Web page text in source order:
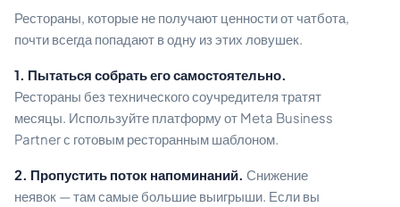
Рестораны, которые не получают ценности от чатбота,
почти всегда попадают в одну из этих ловушек.
1. Пытаться собрать его самостоятельно.
Рестораны без технического соучредителя тратят
месяцы. Используйте платформу от Meta Business
Partner с готовым ресторанным шаблоном.
2. Пропустить поток напоминаний. Снижение
неявок — там самые большие выигрыши. Если вы